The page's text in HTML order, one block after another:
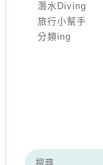
潛水Diving
旅行小幫手
分類ing